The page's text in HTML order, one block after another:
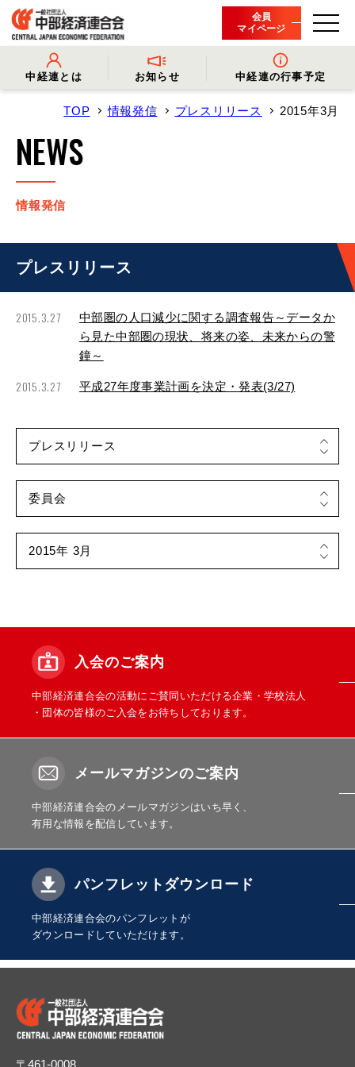
会員
マイページ
中経連とは
- 中経連とは - 会長挨拶
- 役員名簿
- 会員一覧
お知らせ
- 情報発信 - プレスリリース
- 会長コメント
- イベント・セミナー
中経連の行事予定
TOP 情報発信 プレスリリース 2015年3月
NEWS
情報発信
プレスリリース
2015.3.27
中部圏の人口減少に関する調査報告～データか
ら見た中部圏の現状、将来の姿、未来からの警
鐘～
2015.3.27 平成27年度事業計画を決定・発表(3/27)
入会のご案内
中部経済連合会の活動にご賛同いただける企業・学校法人
・団体の皆様のご入会をお待ちしております。
メールマガジンのご案内
中部経済連合会のメールマガジンはいち早く、
有用な情報を配信しています。
パンフレットダウンロード
中部経済連合会のパンフレットが
ダウンロードしていただけます。
〒461-0008